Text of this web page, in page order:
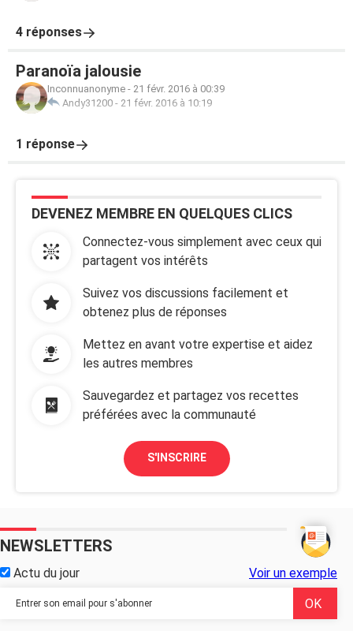
4 réponses
Paranoïa jalousie
Inconnuanonyme - 21 févr. 2016 à 00:39
Andy31200 - 21 févr. 2016 à 10:19
1 réponse
DEVENEZ MEMBRE EN QUELQUES CLICS
Connectez-vous simplement avec ceux qui
partagent vos intérêts
Suivez vos discussions facilement et
obtenez plus de réponses
Mettez en avant votre expertise et aidez
les autres membres
Sauvegardez et partagez vos recettes
préférées avec la communauté
S'INSCRIRE
NEWSLETTERS
Actu du jour Voir un exemple